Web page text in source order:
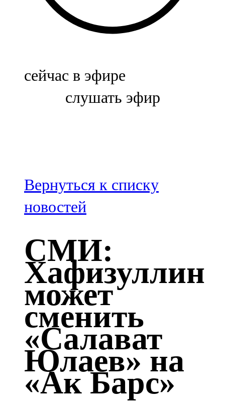
Биләр
Болгар
100,3 FM
Зәй
106,6 FM
Кадыбаш
105,2 FM
Казан
91,5 FM
Кайбыч
106,1 FM
Кама тамагы
71,51 FM
сейчас в эфире
слушать эфир
Вернуться к списку
новостей
СМИ:
Хафизуллин
может
сменить
«Салават
Юлаев» на
«Ак Барс»